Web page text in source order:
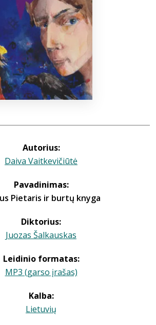
info@elvislab.lt
Autorius:
Daiva Vaitkevičiūtė
Pavadinimas:
Pietaris ir burtų knyga
Diktorius:
Juozas Šalkauskas
Leidinio formatas:
MP3 (garso įrašas)
Kalba:
Lietuvių